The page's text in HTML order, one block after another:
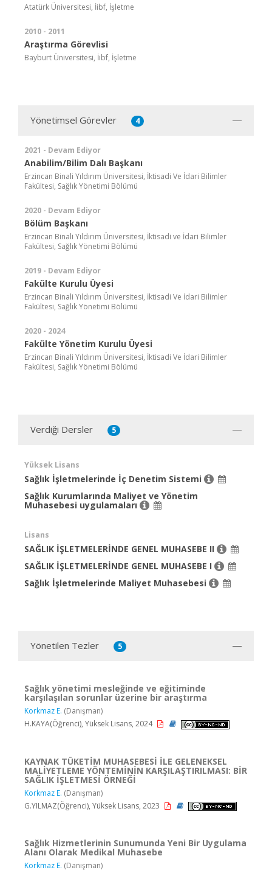
Atatürk Üniversitesi, İibf, İşletme
2010 - 2011
Araştırma Görevlisi
Bayburt Üniversitesi, İibf, İşletme
Yönetimsel Görevler 4
2021 - Devam Ediyor
Anabilim/Bilim Dalı Başkanı
Erzincan Binali Yıldırım Üniversitesi, İktisadi Ve İdari Bilimler
Fakültesi, Sağlık Yönetimi Bölümü
2020 - Devam Ediyor
Bölüm Başkanı
Erzincan Binali Yıldırım Üniversitesi, İktisadi ve İdari Bilimler
Fakültesi, Sağlık Yönetimi Bölümü
2019 - Devam Ediyor
Fakülte Kurulu Üyesi
Erzincan Binali Yıldırım Üniversitesi, İktisadi Ve İdari Bilimler
Fakültesi, Sağlık Yönetimi Bölümü
2020 - 2024
Fakülte Yönetim Kurulu Üyesi
Erzincan Binali Yıldırım Üniversitesi, İktisadi Ve İdari Bilimler
Fakültesi, Sağlık Yönetimi Bölümü
Verdiği Dersler 5
Yüksek Lisans
Sağlık İşletmelerinde İç Denetim Sistemi
Sağlık Kurumlarında Maliyet ve Yönetim
Muhasebesi uygulamaları
Lisans
SAĞLIK İŞLETMELERİNDE GENEL MUHASEBE II
SAĞLIK İŞLETMELERİNDE GENEL MUHASEBE I
Sağlık İşletmelerinde Maliyet Muhasebesi
Yönetilen Tezler 5
Sağlık yönetimi mesleğinde ve eğitiminde
karşılaşılan sorunlar üzerine bir araştırma
Korkmaz E. (Danışman)
H.KAYA(Öğrenci), Yüksek Lisans, 2024
KAYNAK TÜKETİM MUHASEBESİ İLE GELENEKSEL
MALİYETLEME YÖNTEMİNİN KARŞILAŞTIRILMASI: BİR
SAĞLIK İŞLETMESİ ÖRNEĞİ
Korkmaz E. (Danışman)
G.YILMAZ(Öğrenci), Yüksek Lisans, 2023
Sağlık Hizmetlerinin Sunumunda Yeni Bir Uygulama
Alanı Olarak Medikal Muhasebe
Korkmaz E. (Danışman)